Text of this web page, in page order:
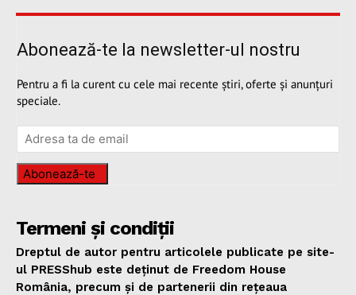
Abonează-te la newsletter-ul nostru
Pentru a fi la curent cu cele mai recente știri, oferte și anunțuri
speciale.
Abonează-te
Termeni și condiții
Dreptul de autor pentru articolele publicate pe site-
ul PRESShub este deținut de Freedom House
România, precum și de partenerii din rețeaua